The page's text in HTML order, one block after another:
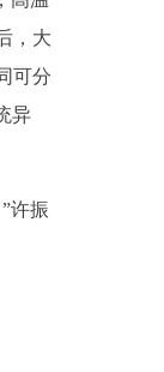
，大
可分
异
许振